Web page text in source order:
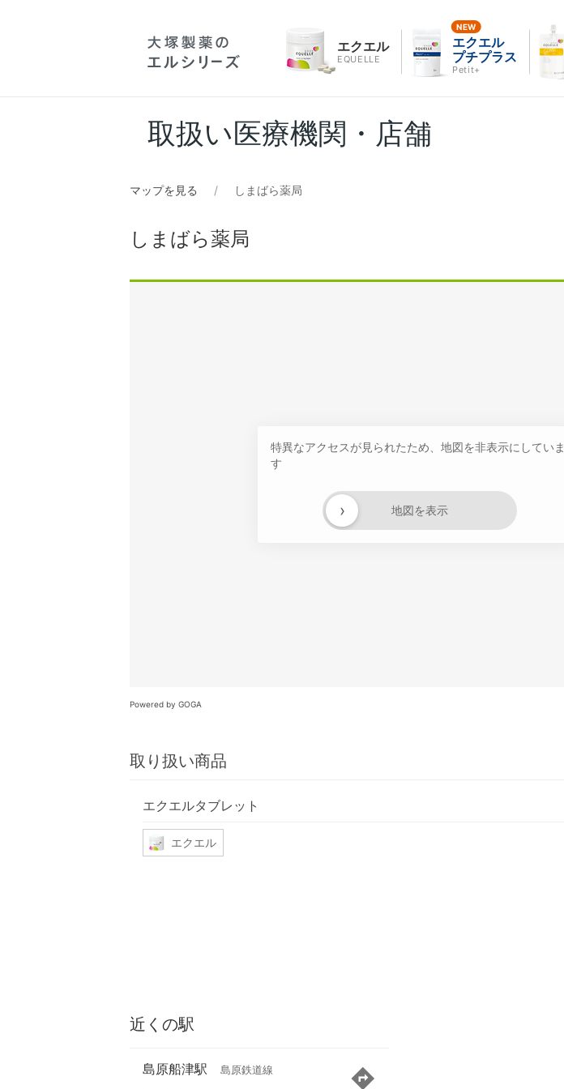
エクエル
EQUELLE
エクエル
プチプラス
Petit+
取扱い医療機関・店舗
マップを見る しまばら薬局
しまばら薬局
特異なアクセスが見られたため、地図を非表示にしていま
す
地図を表示
›
Powered by GOGA
取り扱い商品
エクエルタブレット
エクエル
近くの駅
島原船津駅 島原鉄道線